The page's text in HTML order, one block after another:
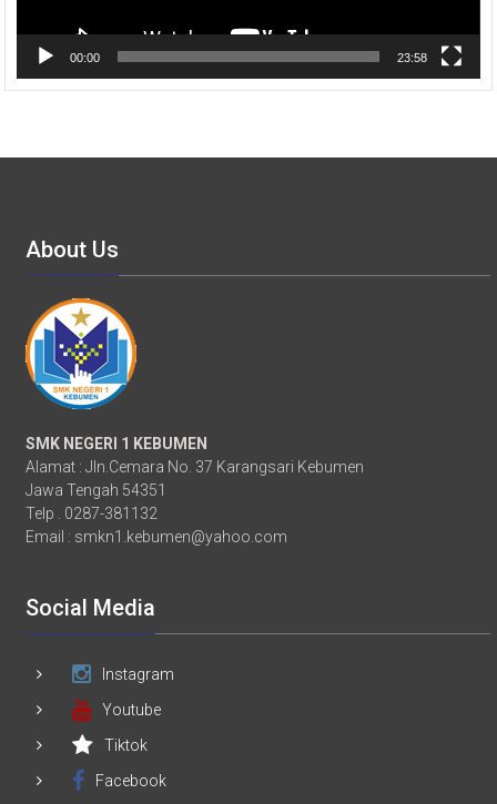
00:00 23:58
About Us
SMK NEGERI 1 KEBUMEN
Alamat : Jln.Cemara No. 37 Karangsari Kebumen
Jawa Tengah 54351
Telp . 0287-381132
Email : smkn1.kebumen@yahoo.com
Social Media
Instagram
Youtube
Tiktok
Facebook